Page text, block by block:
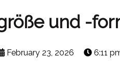
und -
February 23, 2026 6:11